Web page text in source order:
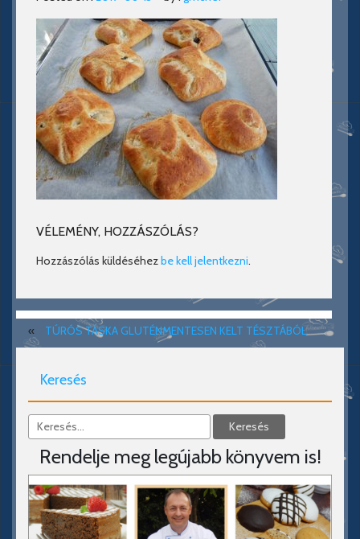
VÉLEMÉNY, HOZZÁSZÓLÁS?
Hozzászólás küldéséhezbe kell jelentkezni.
« TÚRÓS TÁSKA GLUTÉNMENTESEN KELT TÉSZTÁBÓL
Keresés
Rendelje meg legújabb könyvem is!